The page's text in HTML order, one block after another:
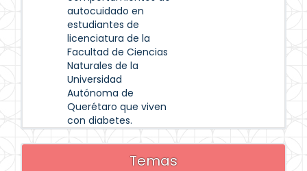
autocuidado en
estudiantes de
licenciatura de la
Facultad de Ciencias
Naturales de la
Universidad
Autónoma de
Querétaro que viven
con diabetes.
Temas